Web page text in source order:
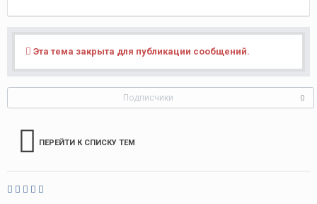
Эта тема закрыта для публикации сообщений.
Подписчики 0
ПЕРЕЙТИ К СПИСКУ ТЕМ